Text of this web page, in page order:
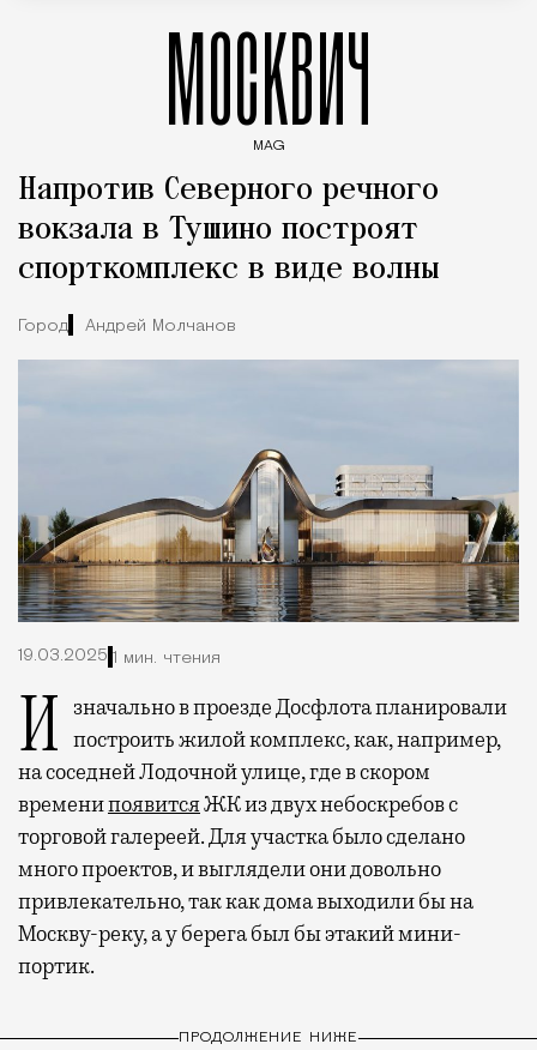
МОСКВИЧ
MAG
Напротив Северного речного
вокзала в Тушино построят
спорткомплекс в виде волны
Город Андрей Молчанов
19.03.2025 1 мин. чтения
Изначально в проезде Досфлота планировали построить жилой комплекс, как, например,
на соседней Лодочной улице, где в скором
временипоявитсяЖК из двух небоскребов с
торговой галереей. Для участка было сделано
много проектов, и выглядели они довольно
привлекательно, так как дома выходили бы на
Москву-реку, а у берега был бы этакий мини-
портик.
ПРОДОЛЖЕНИЕ НИЖЕ